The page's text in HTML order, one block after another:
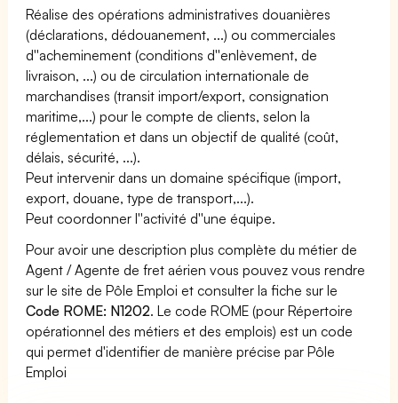
Réalise des opérations administratives douanières
(déclarations, dédouanement, ...) ou commerciales
d''acheminement (conditions d''enlèvement, de
livraison, ...) ou de circulation internationale de
marchandises (transit import/export, consignation
maritime,...) pour le compte de clients, selon la
réglementation et dans un objectif de qualité (coût,
délais, sécurité, ...).
Peut intervenir dans un domaine spécifique (import,
export, douane, type de transport,...).
Peut coordonner l''activité d''une équipe.
Pour avoir une description plus complète du métier de
Agent / Agente de fret aérien vous pouvez vous rendre
sur le site de Pôle Emploi et consulter la fiche sur le
Code ROME: N1202. Le code ROME (pour Répertoire
opérationnel des métiers et des emplois) est un code
qui permet d'identifier de manière précise par Pôle
Emploi